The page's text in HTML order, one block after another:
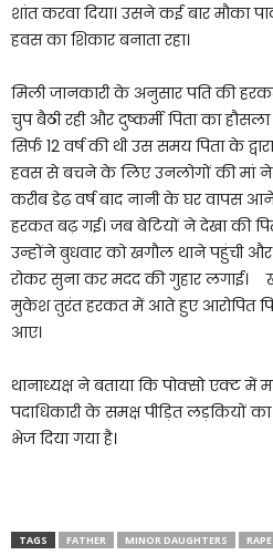
शांत करवा दिया। उसने कई बार मौका
हवस का शिकार बनाता रहा।
मिली जानकारी के अनुसार पति की
चुप बैठी रही और दुष्कर्मी पिता का हौसला
सिर्फ 12 वर्ष की थी उस समय पिता के
हवस से बचने के लिए उनलोगों की मां ने
करीब डेढ़ वर्ष बाद नानी के घर वापस
हरकत बढ़ गई। जब बेटियों ने देखा की
उन्होंने बुधवार को खगौल थाने पहुंची और
रोकर सुना कर मदद की गुहार लगाई।
मुकेश तुरंत हरकत में आते हुए आरोपित
आए।
थानाध्यक्ष ने बताया कि पोक्सो एक्ट में
पदाधिकारी के समक्ष पीड़ित लड़कियों
भेज दिया गया है।
TAGS FATHER MINOR DAUGHTERS RAPE